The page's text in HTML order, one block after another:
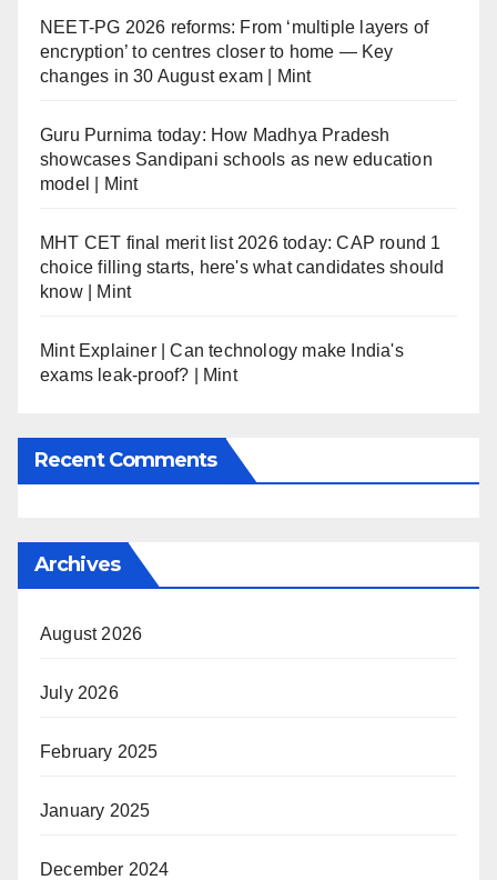
NEET-PG 2026 reforms: From ‘multiple layers of
encryption’ to centres closer to home — Key
changes in 30 August exam | Mint
Guru Purnima today: How Madhya Pradesh
showcases Sandipani schools as new education
model | Mint
MHT CET final merit list 2026 today: CAP round 1
choice filling starts, here's what candidates should
know | Mint
Mint Explainer | Can technology make India's
exams leak-proof? | Mint
Recent Comments
Archives
August 2026
July 2026
February 2025
January 2025
December 2024